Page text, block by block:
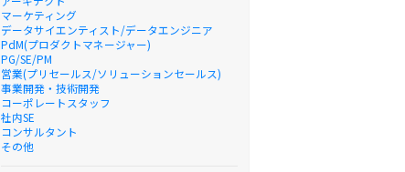
マーケティング
データサイエンティスト/データエンジニア
PdM(プロダクトマネージャー)
PG/SE/PM
営業(プリセールス/ソリューションセールス)
事業開発・技術開発
コーポレートスタッフ
社内SE
コンサルタント
その他